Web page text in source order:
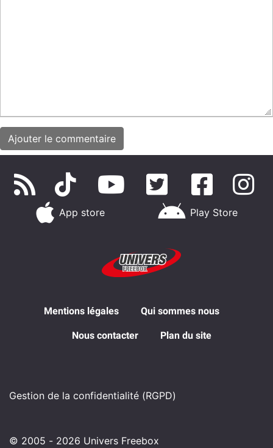
App store Play Store
Mentions légales Qui sommes nous
Nous contacter Plan du site
Gestion de la confidentialité (RGPD)
© 2005 - 2026 Univers Freebox